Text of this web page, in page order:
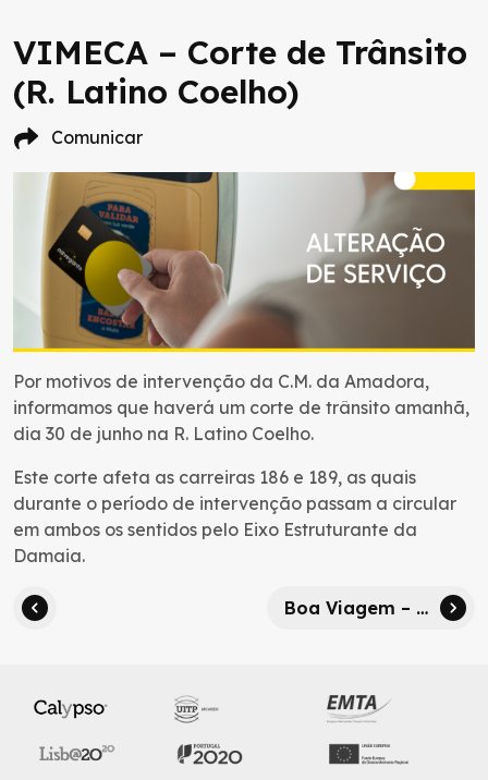
VIMECA – Corte de Trânsito
(R. Latino Coelho)
Comunicar
Por motivos de intervenção da C.M. da Amadora,
informamos que haverá um corte de trânsito amanhã,
dia 30 de junho na R. Latino Coelho.
Este corte afeta as carreiras 186 e 189, as quais
durante o período de intervenção passam a circular
em ambos os sentidos pelo Eixo Estruturante da
Damaia.
Boa Viagem – Alteração de Trânsito (Festas do Colete Encarnado)